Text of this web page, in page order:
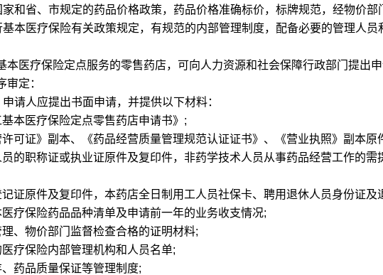
省、市规定的药品价格政策，药品价格准确标价，标牌规范，经物价部
医疗保险有关政策规定，有规范的内部管理制度，配备必要的管理人员
本医疗保险定点服务的零售药店，可向人力资源和社会保障行政部门提出
审定：
人应提出书面申请，并提供以下材料：
医疗保险定点零售药店申请书》;
证》副本、《药品经营质量管理规范认证证书》、《营业执照》副本原
职称证或执业证原件及复印件，非药学技术人员从事药品经营工作的需
原件及复印件，本药店全日制用工人员社保卡、聘用退休人员身份证及
保险药品品种清单及申请前一年的业务收支情况;
物价部门监督检查合格的证明材料;
保险内部管理机构和人员名单;
品质量保证等管理制度;